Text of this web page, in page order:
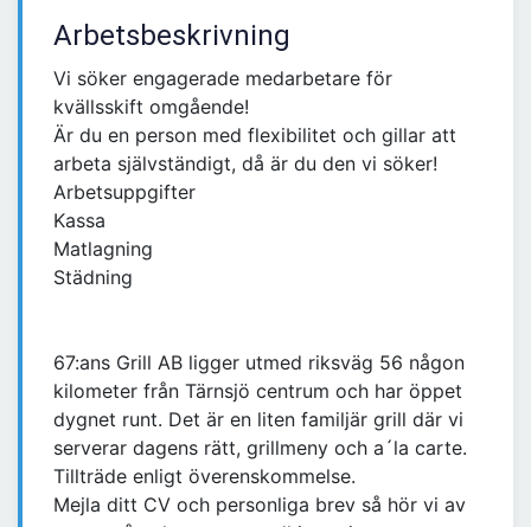
Arbetsbeskrivning
Vi söker engagerade medarbetare för
kvällsskift omgående!
Är du en person med flexibilitet och gillar att
arbeta självständigt, då är du den vi söker!
Arbetsuppgifter
Kassa
Matlagning
Städning
67:ans Grill AB ligger utmed riksväg 56 någon
kilometer från Tärnsjö centrum och har öppet
dygnet runt. Det är en liten familjär grill där vi
serverar dagens rätt, grillmeny och a´la carte.
Tillträde enligt överenskommelse.
Mejla ditt CV och personliga brev så hör vi av